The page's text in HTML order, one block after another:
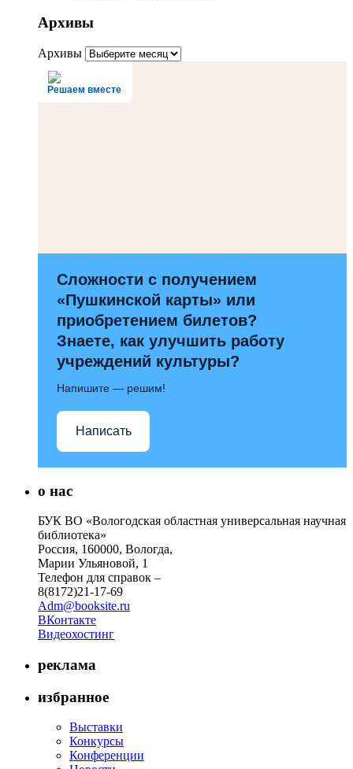
Архивы
Архивы
Решаем вместе
Сложности с получением
«Пушкинской карты» или
приобретением билетов?
Знаете, как улучшить работу
учреждений культуры?
Напишите — решим!
Написать
о нас
БУК ВО «Вологодская областная универсальная научная
библиотека»
Россия, 160000, Вологда,
Марии Ульяновой, 1
Телефон для справок –
8(8172)21-17-69
Adm@booksite.ru
ВКонтакте
Видеохостинг
реклама
избранное
Выставки
Конкурсы
Конференции